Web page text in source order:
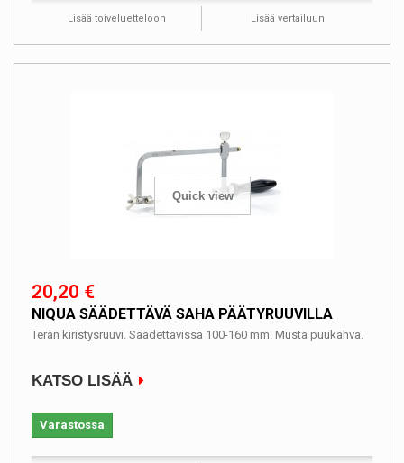
Lisää toiveluetteloon Lisää vertailuun
Quick view
20,20 €
NIQUA SÄÄDETTÄVÄ SAHA PÄÄTYRUUVILLA
Terän kiristysruuvi. Säädettävissä 100-160 mm. Musta puukahva.
KATSO LISÄÄ
Varastossa